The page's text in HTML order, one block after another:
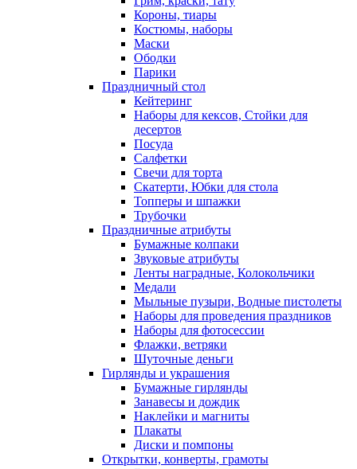
Короны, тиары
Костюмы, наборы
Маски
Ободки
Парики
Праздничный стол
Кейтеринг
Наборы для кексов, Стойки для
десертов
Посуда
Салфетки
Свечи для торта
Скатерти, Юбки для стола
Топперы и шпажки
Трубочки
Праздничные атрибуты
Бумажные колпаки
Звуковые атрибуты
Ленты наградные, Колокольчики
Медали
Мыльные пузыри, Водные пистолеты
Наборы для проведения праздников
Наборы для фотосессии
Флажки, ветряки
Шуточные деньги
Гирлянды и украшения
Бумажные гирлянды
Занавесы и дождик
Наклейки и магниты
Плакаты
Диски и помпоны
Открытки, конверты, грамоты